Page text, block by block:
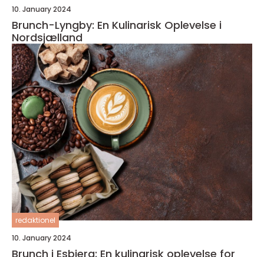
10. January 2024
Brunch-Lyngby: En Kulinarisk Oplevelse i
Nordsjælland
redaktionel
10. January 2024
Brunch i Esbjerg: En kulinarisk oplevelse for